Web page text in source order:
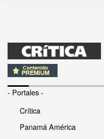
- Portales -
Crítica
Panamá América